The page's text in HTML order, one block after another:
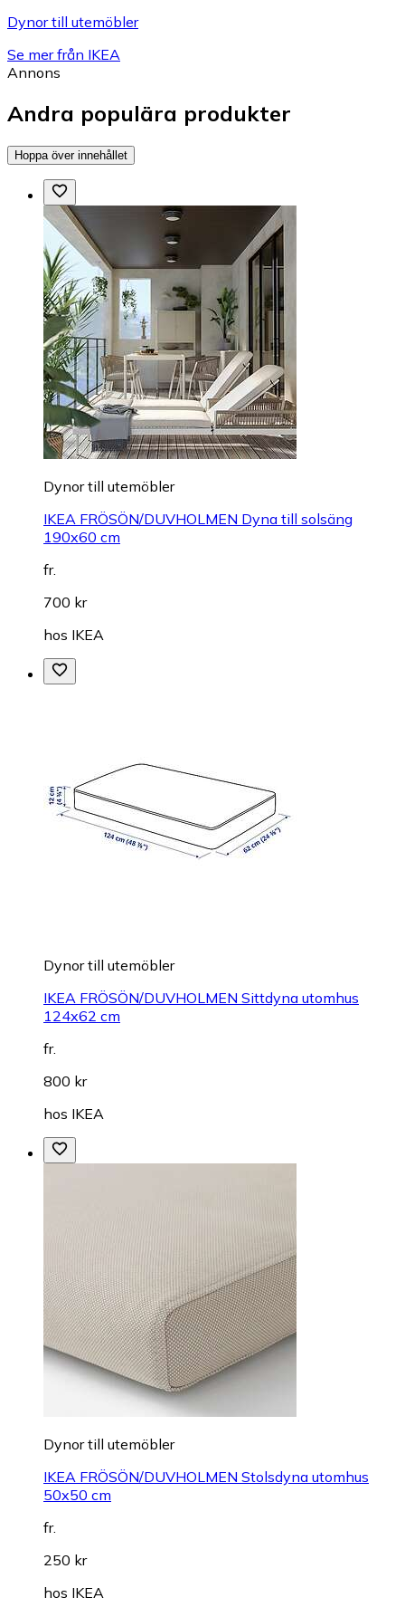
Dynor till utemöbler
Se mer från IKEA
Annons
Andra populära produkter
Hoppa över innehållet
Dynor till utemöbler
IKEA FRÖSÖN/DUVHOLMEN Dyna till solsäng
190x60 cm
fr.
700 kr
hos IKEA
Dynor till utemöbler
IKEA FRÖSÖN/DUVHOLMEN Sittdyna utomhus
124x62 cm
fr.
800 kr
hos IKEA
Dynor till utemöbler
IKEA FRÖSÖN/DUVHOLMEN Stolsdyna utomhus
50x50 cm
fr.
250 kr
hos IKEA